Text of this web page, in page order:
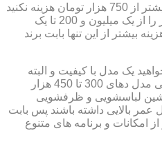
برای خرید اجاق گازهای داخلی بیشتر از 750 هزار تومان هزینه نکنید
اما مدل های وارداتی به درد بخور را از یک میلیون و 200 تا یک
چون هزینه بیشتر از این تنها بابت برند
یک مدل با کیفیت و البته
مخزن دار را انتخاب کنید به راحتی مدل دهای 300 تا 450 هزار
لباسشویی و ظرفشویی
عمر بالایی داشته باشند پس بابت
امکانات و برنامه های متنوع